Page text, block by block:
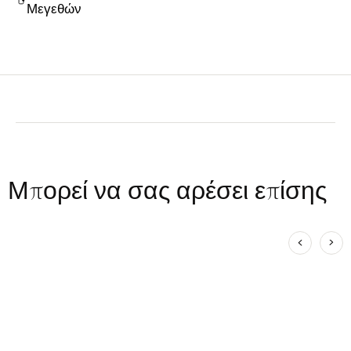
Μεγεθών
Μπορεί να σας αρέσει επίσης